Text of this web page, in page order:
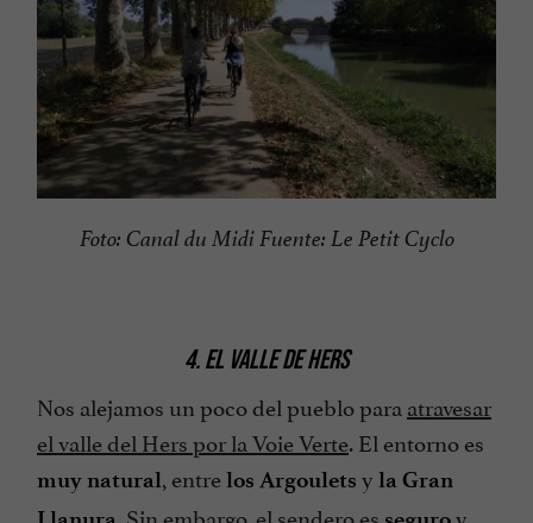
Foto: Canal du Midi Fuente: Le Petit Cyclo
4. EL VALLE DE HERS
Nos alejamos un poco del pueblo para atravesar
el valle del Hers por la Voie Verte. El entorno es
muy natural, entrelos Argoulets y la Gran